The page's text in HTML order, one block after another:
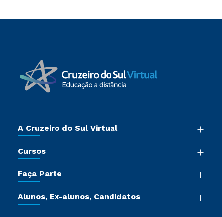
A Cruzeiro do Sul Virtual
Sala de Imprensa
Certificadoras
Jornada do Aluno
Cursos
Pós-graduação
Cursos Livres
Faça Parte
Vestibular Redação
Alunos, Ex-alunos, Candidatos